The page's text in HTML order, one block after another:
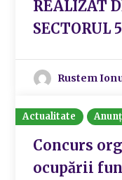
REALIZAT
SECTORUL 5
Rustem
Actualitate
Concurs
ocupării